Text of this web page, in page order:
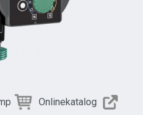
Onlinekatalog